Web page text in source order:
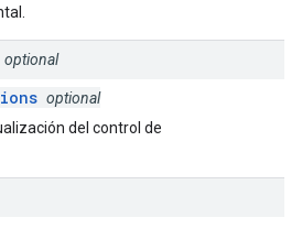
optional
optional
del control de